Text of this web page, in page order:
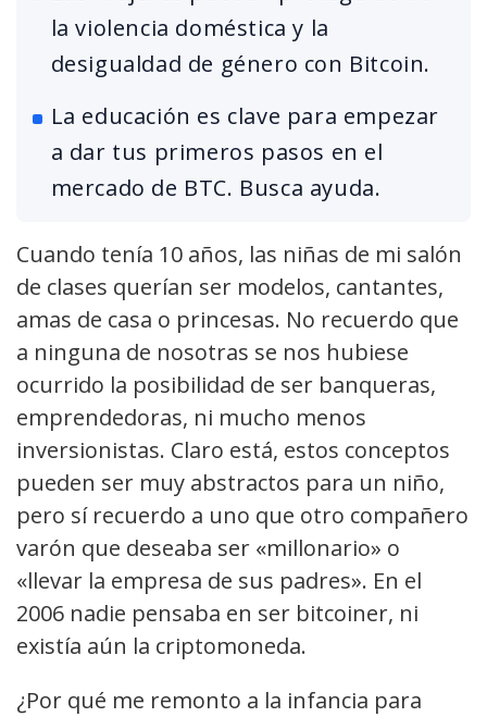
la violencia doméstica y la
desigualdad de género con Bitcoin.
La educación es clave para empezar
a dar tus primeros pasos en el
mercado de BTC. Busca ayuda.
Cuando tenía 10 años, las niñas de mi salón
de clases querían ser modelos, cantantes,
amas de casa o princesas. No recuerdo que
a ninguna de nosotras se nos hubiese
ocurrido la posibilidad de ser banqueras,
emprendedoras, ni mucho menos
inversionistas. Claro está, estos conceptos
pueden ser muy abstractos para un niño,
pero sí recuerdo a uno que otro compañero
varón que deseaba ser «millonario» o
«llevar la empresa de sus padres». En el
2006 nadie pensaba en ser bitcoiner, ni
existía aún la criptomoneda.
¿Por qué me remonto a la infancia para